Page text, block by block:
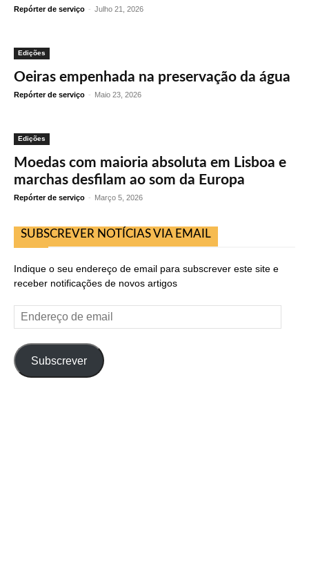
Repórter de serviço - Julho 21, 2026
Edições
Oeiras empenhada na preservação da água
Repórter de serviço - Maio 23, 2026
Edições
Moedas com maioria absoluta em Lisboa e
marchas desfilam ao som da Europa
Repórter de serviço - Março 5, 2026
SUBSCREVER NOTÍCIAS VIA EMAIL
Indique o seu endereço de email para subscrever este site e
receber notificações de novos artigos
Endereço
de
email
Subscrever